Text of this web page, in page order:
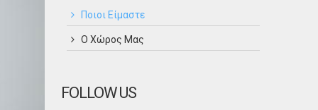
Ποιοι Είμαστε
Ο Χώρος Μας
FOLLOW US